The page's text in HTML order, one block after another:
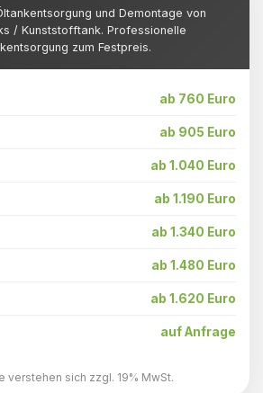
und Demontage von
/ Kunststofftank. Professionelle
zum Festpreis.
ab 760 Euro
ab 905 Euro
ab 1.040 Euro
ab 1.190 Euro
ab 1.340 Euro
ab 1.480 Euro
ab 1.620 Euro
auf Anfrage
verstehen sich zzgl. 19% MwSt.